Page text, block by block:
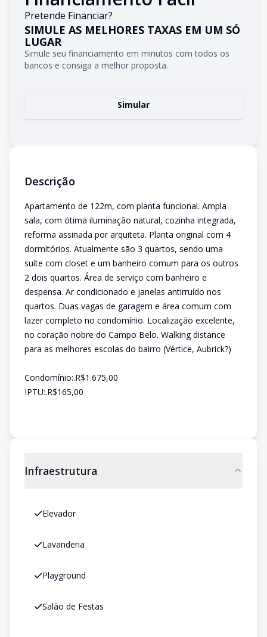
Pretende Financiar?
SIMULE AS MELHORES TAXAS EM UM SÓ
LUGAR
Simule seu financiamento em minutos com todos os
bancos e consiga a melhor proposta.
Simular
Descrição
Apartamento de 122m, com planta funcional. Ampla
sala, com ótima iluminação natural, cozinha integrada,
reforma assinada por arquiteta. Planta original com 4
dormitórios. Atualmente são 3 quartos, sendo uma
suíte com closet e um banheiro comum para os outros
2 dois quartos. Área de serviço com banheiro e
despensa. Ar condicionado e janelas antirruído nos
quartos. Duas vagas de garagem e área comum com
lazer completo no condomínio. Localização excelente,
no coração nobre do Campo Belo. Walking distance
para as melhores escolas do bairro (Vértice, Aubrick?)
Condomínio:.R$1.675,00
IPTU:.R$165,00
Infraestrutura
Elevador
Lavanderia
Playground
Salão de Festas